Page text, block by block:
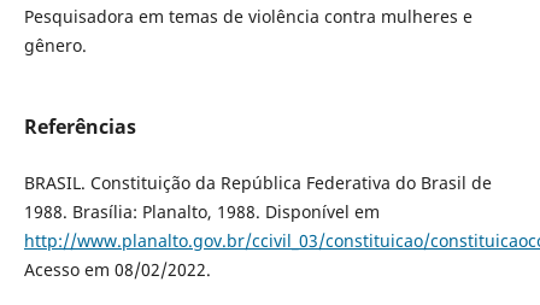
Pesquisadora em temas de violência contra mulheres e
gênero.
Referências
BRASIL. Constituição da República Federativa do Brasil de
1988. Brasília: Planalto, 1988. Disponível em
http://www.planalto.gov.br/ccivil_03/constituicao/
Acesso em 08/02/2022.